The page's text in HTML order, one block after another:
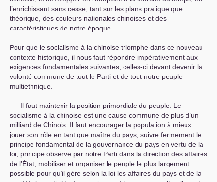
l’enrichissant sans cesse, tant sur les plans pratique que
théorique, des couleurs nationales chinoises et des
caractéristiques de notre époque.
Pour que le socialisme à la chinoise triomphe dans ce nouveau
contexte historique, il nous faut répondre impérativement aux
exigences fondamentales suivantes, celles-ci devant devenir la
volonté commune de tout le Parti et de tout notre peuple
multiethnique.
— Il faut maintenir la position primordiale du peuple. Le
socialisme à la chinoise est une cause commune de plus d’un
milliard de Chinois. Il faut encourager la population à mieux
jouer son rôle en tant que maître du pays, suivre fermement le
principe fondamental de la gouvernance du pays en vertu de la
loi, principe observé par notre Parti dans la direction des affaires
de l’État, mobiliser et organiser le peuple le plus largement
possible pour qu’il gère selon la loi les affaires du pays et de la